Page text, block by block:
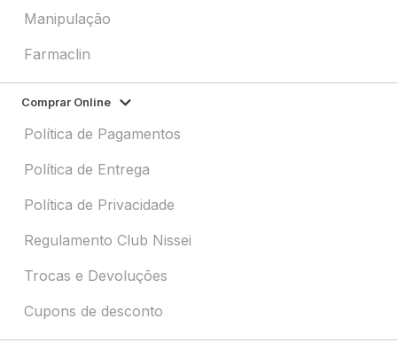
Manipulação
Farmaclin
Comprar Online
Política de Pagamentos
Política de Entrega
Política de Privacidade
Regulamento Club Nissei
Trocas e Devoluções
Cupons de desconto